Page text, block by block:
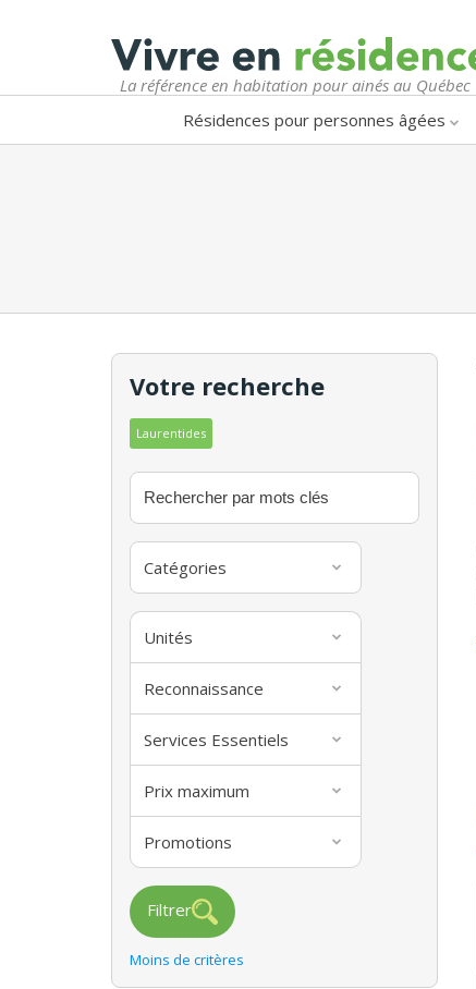
La référence en habitation pour ainés au Québec
Résidences pour personnes âgées
Votre recherche
Laurentides
Catégories
Unités
Reconnaissance
Services Essentiels
Prix maximum
Promotions
Filtrer
Moins de critères